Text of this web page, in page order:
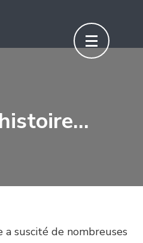
a suscité de nombreuses